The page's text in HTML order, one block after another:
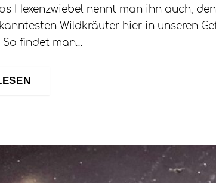
Hexenzwiebel nennt man ihn auch,
Wildkräuter hier in unseren
So findet man…